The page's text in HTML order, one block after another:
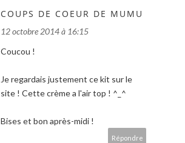
COUPS DE COEUR DE MUMU
12 octobre 2014 à 16:15
Coucou !
Je regardais justement ce kit sur le
site ! Cette crème a l'air top ! ^_^
Bises et bon après-midi !
Répondre